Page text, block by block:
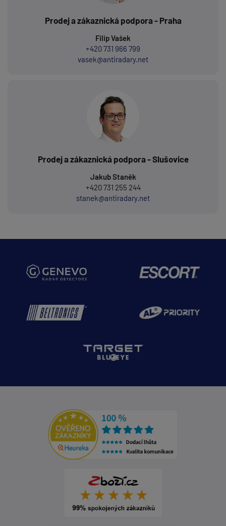
Prodej a zákaznická podpora - Praha
Filip Vašek
+420 731 966 799
vasek@antiradary.net
Prodej a zákaznická podpora - Slušovice
Jakub Staněk
+420 731 255 244
stanek@antiradary.net